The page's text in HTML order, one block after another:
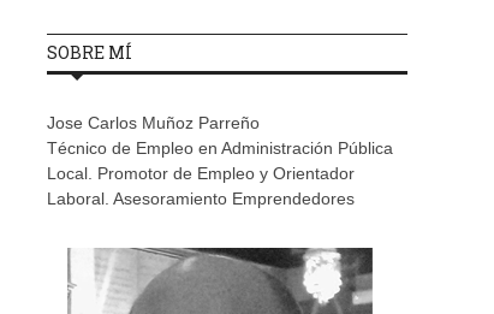
SOBRE MÍ
Jose Carlos Muñoz Parreño
Técnico de Empleo en Administración Pública
Local. Promotor de Empleo y Orientador
Laboral. Asesoramiento Emprendedores